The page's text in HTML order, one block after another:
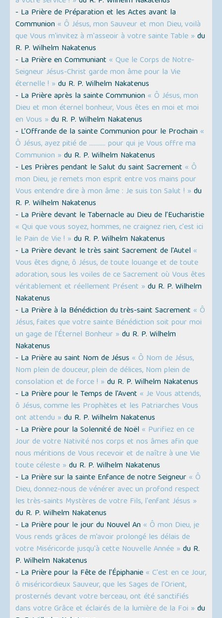
- La Prière de Préparation et les Actes avant la
Communion « Ô Jésus, mon Sauveur et mon Dieu, voilà
que Vous m'invitez à m'asseoir à votre sainte Table » du
R. P. Wilhelm Nakatenus
- La Prière en Communiant « Que le Corps de Notre-
Seigneur Jésus-Christ garde mon âme pour la Vie
éternelle ! » du R. P. Wilhelm Nakatenus
- La Prière après la sainte Communion « Ô Jésus, mon
Dieu et mon éternel bonheur, Vous êtes en moi et moi
en Vous » du R. P. Wilhelm Nakatenus
- L’Offrande de la sainte Communion pour le Prochain «
Ô Jésus, ayez pitié de ........... pour qui je Vous offre ma
Communion » du R. P. Wilhelm Nakatenus
- Les Prières pendant le Salut du saint Sacrement « Ô
mon Dieu, je remets mon esprit entre vos mains pour
Vous entendre dire à mon âme : Je suis ton Salut ! » du
R. P. Wilhelm Nakatenus
- La Prière devant le Tabernacle au Dieu de l’Eucharistie
« Qui que vous soyez, hommes, ne craignez rien, c'est ici
le Pain de Vie ! » du R. P. Wilhelm Nakatenus
- La Prière devant le très saint Sacrement de l'Autel «
Vous êtes digne, ô Jésus, de toute louange et de toute
adoration, sous les voiles de ce Sacrement où Vous êtes
véritablement et réellement Présent » du R. P. Wilhelm
Nakatenus
- La Prière à la Bénédiction du très-saint Sacrement « Ô
Jésus, faites que votre sainte Bénédiction soit pour moi
un gage de l'Éternel Bonheur » du R. P. Wilhelm
Nakatenus
- La Prière au saint Nom de Jésus « Ô Nom de Jésus,
Nom plein de douceur, plein de délices, Nom plein de
consolation et de force ! » du R. P. Wilhelm Nakatenus
- La Prière pour le Temps de l'Avent « Je Vous attends,
ô Jésus, comme les Prophètes et les Patriarches Vous
ont attendu » du R. P. Wilhelm Nakatenus
- La Prière pour la Solennité de Noël « Purifiez en ce
Jour de votre Nativité nos corps et nos âmes afin que
nous méritions de Vous recevoir et de naître à une Vie
toute céleste » du R. P. Wilhelm Nakatenus
- La Prière sur la sainte Enfance de notre Seigneur « Ô
Dieu, donnez-nous de vénérer avec un profond respect
les très-saints Mystères de votre Fils, l'enfant Jésus »
du R. P. Wilhelm Nakatenus
- La Prière pour le jour du Nouvel An « Ô mon Dieu, je
Vous rends grâces de m’avoir prolongé les délais de
votre Miséricorde jusqu'à cette Nouvelle Année » du R.
P. Wilhelm Nakatenus
- La Prière pour la Fête de l'Épiphanie « C'est en ce Jour,
ô miséricordieux Sauveur, que les Sages de l'Orient,
prosternés devant votre berceau, ont été sanctifiés
dans votre Grâce et éclairés de la lumière de la Foi » du